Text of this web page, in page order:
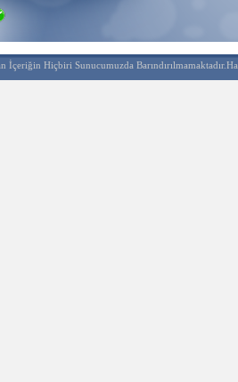
İçeriğin Hiçbiri Sunucumuzda